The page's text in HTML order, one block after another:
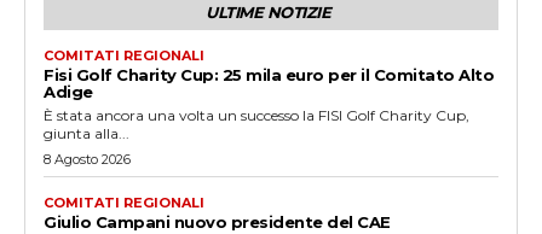
ULTIME NOTIZIE
COMITATI REGIONALI
Fisi Golf Charity Cup: 25 mila euro per il Comitato Alto
Adige
È stata ancora una volta un successo la FISI Golf Charity Cup,
giunta alla...
8 Agosto 2026
COMITATI REGIONALI
Giulio Campani nuovo presidente del CAE